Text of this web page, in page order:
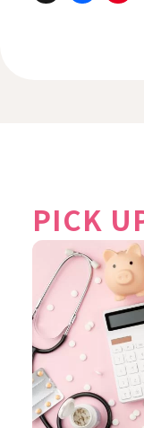
PICK